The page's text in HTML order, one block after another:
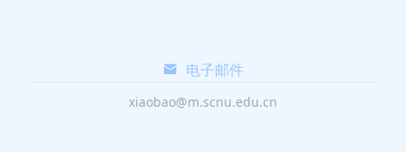
电子邮件
xiaobao@m.scnu.edu.cn